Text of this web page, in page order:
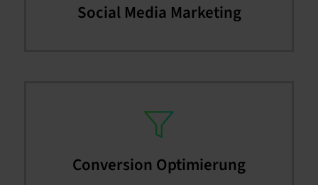
Social Media Marketing
Conversion Optimierung